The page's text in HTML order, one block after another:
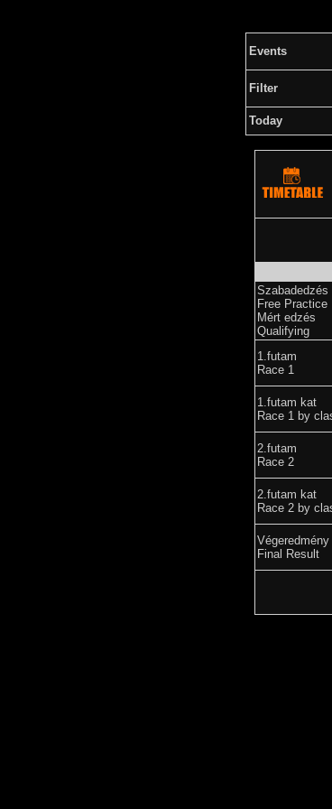
Events
Filter
Today
Szabadedzés
Free Practice
Mért edzés
Qualifying
1.futam
Race 1
1.futam kat
Race 1 by
2.futam
Race 2
2.futam kat
Race 2 by
Végeredmény
Final Result